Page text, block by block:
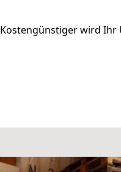
Kostengünstiger wird Ihr